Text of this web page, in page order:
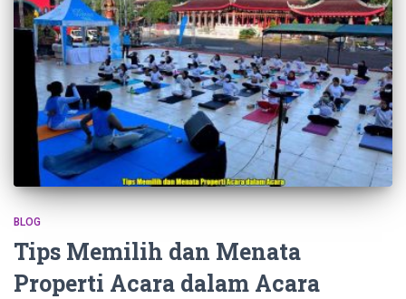
BLOG
Tips Memilih dan Menata
Properti Acara dalam Acara